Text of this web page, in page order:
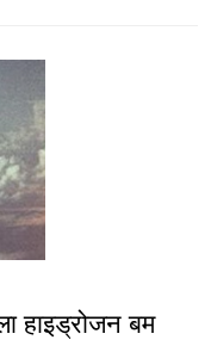
हाइड्रोजन बम